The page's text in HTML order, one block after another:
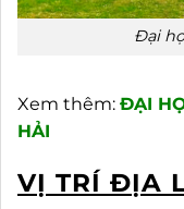
Đại
Xem thêm: ĐẠI
HẢI
VỊ TRÍ ĐỊA